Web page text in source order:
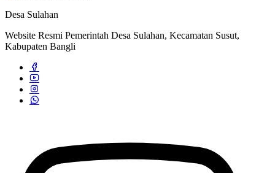
Desa Sulahan
Website Resmi Pemerintah Desa Sulahan, Kecamatan Susut,
Kabupaten Bangli